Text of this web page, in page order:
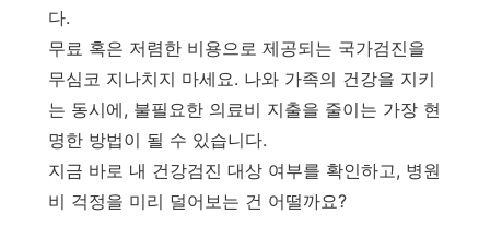
다.
무료 혹은 저렴한 비용으로 제공되는 국가검진을
무심코 지나치지 마세요. 나와 가족의 건강을 지키
는 동시에, 불필요한 의료비 지출을 줄이는 가장 현
명한 방법이 될 수 있습니다.
지금 바로 내 건강검진 대상 여부를 확인하고, 병원
비 걱정을 미리 덜어보는 건 어떨까요?